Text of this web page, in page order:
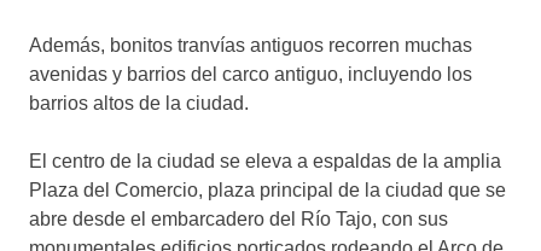
Además, bonitos tranvías antiguos recorren muchas
avenidas y barrios del carco antiguo, incluyendo los
barrios altos de la ciudad.
El centro de la ciudad se eleva a espaldas de la amplia
Plaza del Comercio, plaza principal de la ciudad que se
abre desde el embarcadero del Río Tajo, con sus